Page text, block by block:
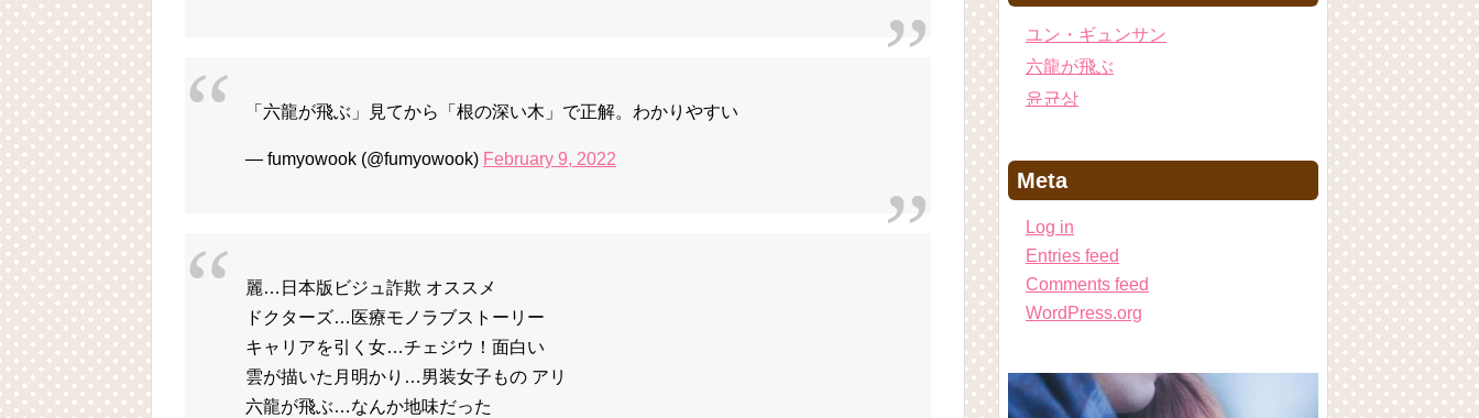
「六龍が飛ぶ」見てから「根の深い木」で正解。わかりやすい
— fumyowook (@fumyowook) February 9, 2022
麗…日本版ビジュ詐欺 オススメ
ドクターズ…医療モノラブストーリー
キャリアを引く女…チェジウ！面白い
雲が描いた月明かり…男装女子もの アリ
六龍が飛ぶ…なんか地味だった
ユン・ギュンサン
六龍が飛ぶ
윤균상
Meta
Log in
Entries feed
Comments feed
WordPress.org